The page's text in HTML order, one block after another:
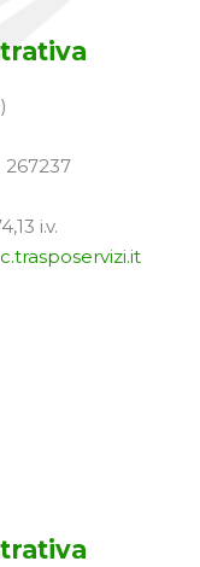
267237
i.v.